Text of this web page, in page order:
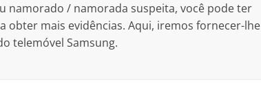
namorado / namorada suspeita, você pode ter
obter mais evidências. Aqui, iremos fornecer-lhe
telemóvel Samsung.